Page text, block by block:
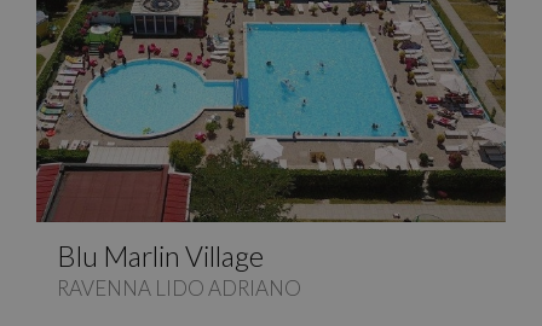
Blu Marlin Village
RAVENNA LIDO ADRIANO